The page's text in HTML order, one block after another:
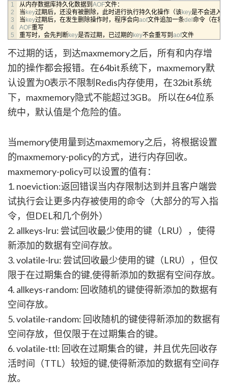
1
2
3
4
5
从内存数据库持久化数据到 AOF文件：
当 key过期后，还没有被删除，此时进行执行持久化操作（该key是不会进入
当 key过期后，在发生删除操作时，程序会向aof文件追加一条del 命令（在将
AOF重写
重写时，会先判断key是否过期，已过期的key不会重写到 aof文件
不过期的话，到达maxmemory之后，所有和内存增
加的操作都会报错。在64bit系统下，maxmemory默
认设置为0表示不限制Redis内存使用，在32bit系统
下，maxmemory隐式不能超过3GB。 所以在64位系
统中，默认值是个危险的值。
当memory使用量到达maxmemory之后，将根据设置
的maxmemory-policy的方式，进行内存回收。
maxmemory-policy可以设置的值有：
1. noeviction:返回错误当内存限制达到并且客户端尝
试执行会让更多内存被使用的命令（大部分的写入指
令，但DEL和几个例外）
2. allkeys-lru: 尝试回收最少使用的键（LRU），使得
新添加的数据有空间存放。
3. volatile-lru: 尝试回收最少使用的键（LRU），但仅
限于在过期集合的键,使得新添加的数据有空间存放。
4. allkeys-random: 回收随机的键使得新添加的数据有
空间存放。
5. volatile-random: 回收随机的键使得新添加的数据有
空间存放，但仅限于在过期集合的键。
6. volatile-ttl: 回收在过期集合的键，并且优先回收存
活时间（TTL）较短的键,使得新添加的数据有空间存
放。